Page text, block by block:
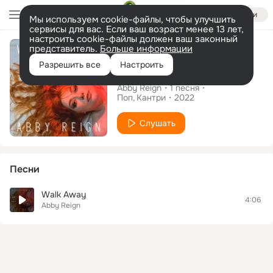
Войти
Мы используем cookie-файлы, чтобы улучшить
сервисы для вас. Если ваш возраст менее 13 лет,
настроить cookie-файлы должен ваш законный
представитель. Больше информации
Разрешить все Настроить
Сингл
Walk Away
Abby Reign 1песня
Поп Кантри 2022
Слушать
Песни
Walk Away
Abby Reign
4:06